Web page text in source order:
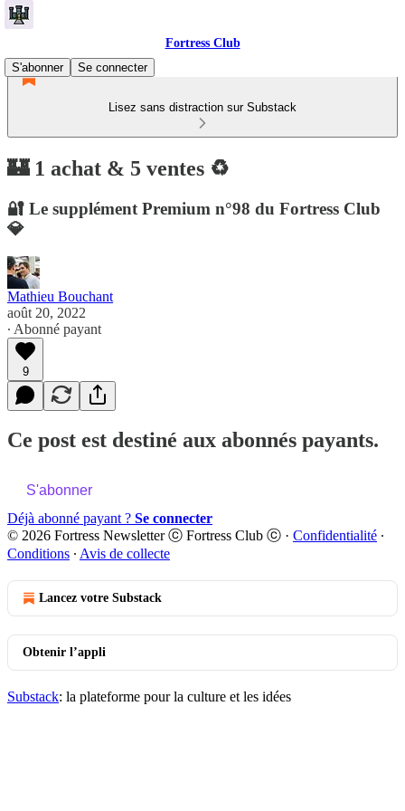
Fortress Club
S'abonner
Se connecter
Lisez sans distraction sur Substack
🏰 1 achat & 5 ventes ♻️
🔐 Le supplément Premium n°98 du Fortress Club
💎
Mathieu Bouchant
août 20, 2022
∙ Abonné payant
9
Ce post est destiné aux abonnés payants.
S'abonner
Déjà abonné payant ? Se connecter
© 2026 Fortress Newsletter ⓒ Fortress Club ⓒ · Confidentialité ∙
Conditions ∙ Avis de collecte
Lancez votre Substack
Obtenir l’appli
Substack: la plateforme pour la culture et les idées